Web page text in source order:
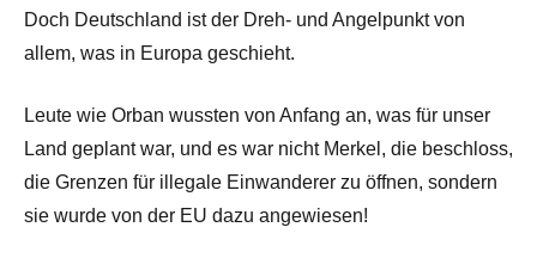
Doch Deutschland ist der Dreh- und Angelpunkt von
allem, was in Europa geschieht.
Leute wie Orban wussten von Anfang an, was für unser
Land geplant war, und es war nicht Merkel, die beschloss,
die Grenzen für illegale Einwanderer zu öffnen, sondern
sie wurde von der EU dazu angewiesen!